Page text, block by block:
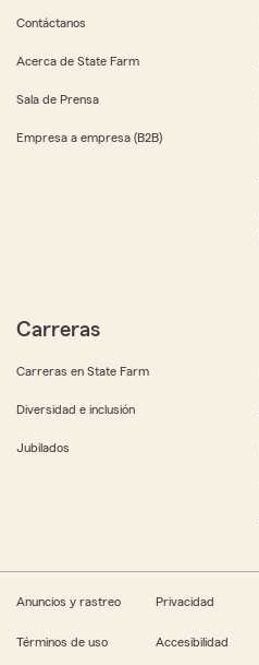
Contáctanos
Acerca de State Farm
Sala de Prensa
Empresa a empresa (B2B)
Carreras
Carreras en State Farm
Diversidad e inclusión
Jubilados
Anuncios y rastreo Privacidad
Términos de uso Accesibilidad